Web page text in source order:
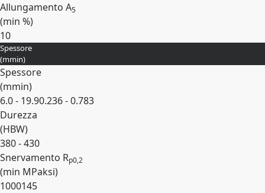
Allungamento A5
(min %)
10
Espandi
Spessore
(mmin)
Spessore
(mmin)
6.0 - 19.90.236 - 0.783
Durezza
(HBW)
380 - 430
Snervamento Rp0,2
(min MPaksi)
1000145